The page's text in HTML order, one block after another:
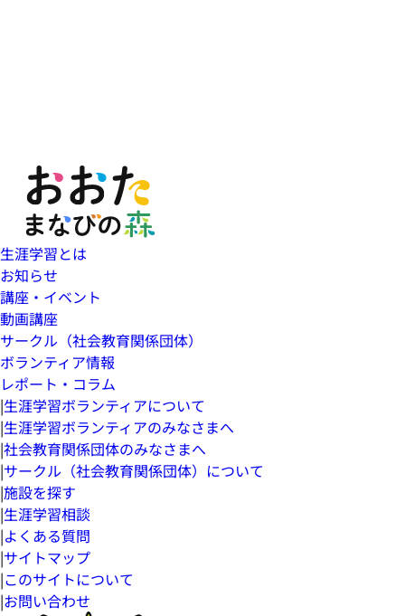
生涯学習とは
お知らせ
講座・イベント
動画講座
サークル（社会教育関係団体）
ボランティア情報
レポート・コラム
|生涯学習ボランティアについて
|生涯学習ボランティアのみなさまへ
|社会教育関係団体のみなさまへ
|サークル（社会教育関係団体）について
|施設を探す
|生涯学習相談
|よくある質問
|サイトマップ
|このサイトについて
|お問い合わせ